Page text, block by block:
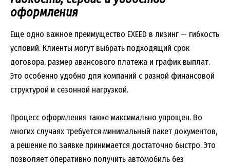
оформления
Еще одно важное преимущество EXEED в лизинг — гибкость
условий. Клиенты могут выбрать подходящий срок
договора, размер авансового платежа и график выплат.
Это особенно удобно для компаний с разной финансовой
структурой и сезонной нагрузкой.
Процесс оформления также максимально упрощен. Во
многих случаях требуется минимальный пакет документов,
а решение по заявке принимается достаточно быстро. Это
позволяет оперативно получить автомобиль без